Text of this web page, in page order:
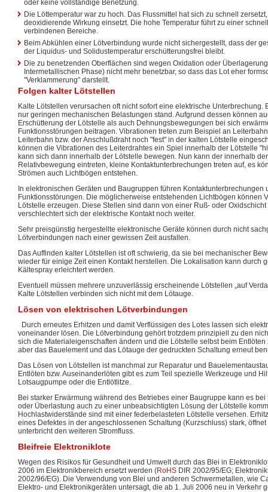
oder keine vollständige Benetzung.
Die Löttemperatur war zu hoch. Das Flussmittel hat sich zu schnell
deoxidierende Wirkung einsetzt. Die hohe Temperatur führt zu einer
verbindenen Bereiche.
Beim Abkühlen einer Lötverbindung wurde nicht sichergestellt, dass der
der Liquidus- und Solidustemperatur erschütterungsfrei bleibt.
Die zu benetzenden Oberflächen sind wegen Oxidation oder
Intermetallischen Phase) nicht mehr benetzbar, so dass das Lot eher
"Verklammerung" darstellt.
Folgen kalter Lötstellen
Kalte Lötstellen verursachen oft nicht sofort eine elektrische Unterbrechung.
nur geringen mechanischen Belastungen stand. Aufgrund dessen können
Erschütterung der Lötstelle als auch Dehnungsbewegungen bei sich
Funktionsstörungen beitragen. Vibrationen treten zum Beispiel an
Leiterbahn bzw. der Anschlußdraht noch "fest" in der kalten Lötstelle
können die Vibrationen des Leiterdrahtes ein Spiel innerhalb der Lötstelle
kann sich dann innerhalb der Lötstelle bewegen. Nun kann der innerhalb
Relativbewegung eintreten, kleine Kontaktunterbrechungen treten auf, es
Strömen auch Lichtbögen entstehen.
In elektronischen Geräten und Baugruppen führen Kontaktunterbrechungen
Funktionsstörungen. Die möglicherweise entstehenden Lichtbögen können
Lötstelle erzeugen. Diese Stellen sind dann von einer Ruß- oder
verschlechtert sich der elektrische Kontakt noch weiter.
Sehr preisgünstig hergestellte elektronische Geräte können durch nicht
Lötverbindungen nach einer gewissen Zeit ausfallen.
Das Auffinden kalter Lötstellen ist oft schwierig, da sie bei mechanischer
wieder für einige Zeit einen Kontakt herstellen. Die Lokalisation kann durch
Kältespray erleichtert werden.
Eventuell müssen mehrere unzuverlässig erscheinende Lötstellen „auf
Kalte Lötstellen verbinden sich nicht mit dem Lötauge.
Lösen von elektrischen Lötverbindungen
Durch erneutes Erhitzen und damit Verflüssigen des Lotes lassen sich
voneinander lösen. Die Lötverbindung gehört trotzdem prinzipiell zu den
sich die Materialeigenschaften ändern und die Lötstelle selbst beim Entlöten
aber das Bauelement und das Lötauge der gedruckten Schaltung erneut
Das Lösen von Lötstellen ist manchmal zur Reparatur und
Entlöten bzw. Auseinanderlöten gibt es zum Teil spezielle Werkzeuge und
Lotsaugpumpe oder die Entlötlitze.
Bei starker Erwärmung während des Betriebes einer Baugruppe kann es
oder Überlastung auch zu einer unbeabsichtigten Lösung der Lötstelle
Hochlastwiderstände sind mit einer federbelasteten Lötstelle versehen.
eines Defektes in der angeschlossenen Schaltung (Kurzschluss) stark,
unterbricht den weiteren Stromfluss.
Bleifreie Elektroniklote
Wegen des Risikos für Gesundheit und Umwelt durch das Blei in
2006 im Elektronikbereich ersetzt werden (RoHS DIR 2002/95/EG;
2002/96/EG). Die Verwendung von Blei und anderen Schwermetallen, wie
Elektro- und Elektronikgeräten untersagt, die ab 1. Juli 2006 neu in Verkehr